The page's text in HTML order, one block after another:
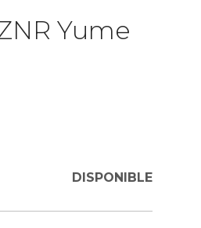
Yume
DISPONIBLE